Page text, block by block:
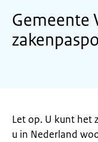
Gemeente
Let op. U kunt het
u in Nederland